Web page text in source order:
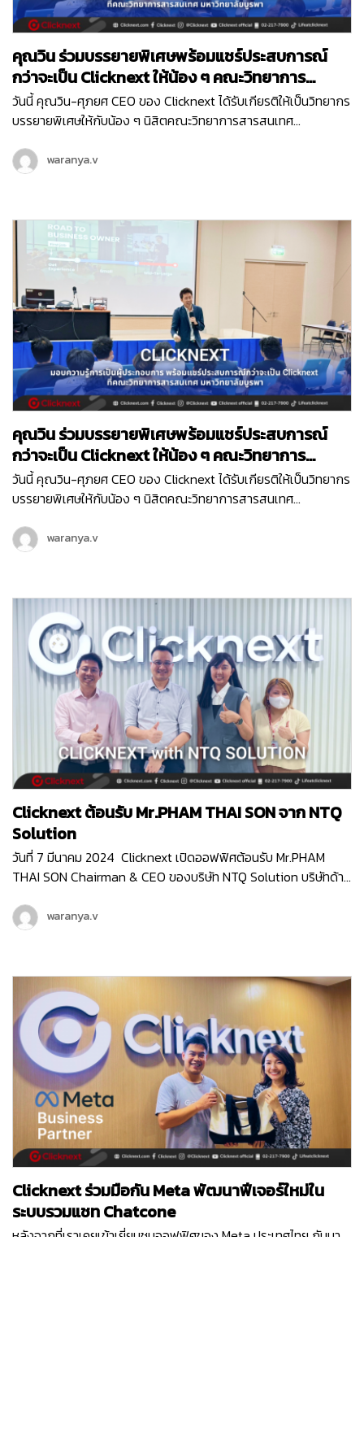
คุณวิน ร่วมบรรยายพิเศษพร้อมแชร์ประสบการณ์
กว่าจะเป็น Clicknext ให้น้อง ๆ คณะวิทยาการ
สารสนเทศ ม.บูรพา
วันนี้ คุณวิน-ศุภยศ CEO ของ Clicknext ได้รับเกียรติให้เป็นวิทยากร
บรรยายพิเศษให้กับน้อง ๆ นิสิตคณะวิทยาการสารสนเทศ
Newly formed ventures, small to medium size growth-
oriented ventures…
waranya.v
คุณวิน ร่วมบรรยายพิเศษพร้อมแชร์ประสบการณ์
กว่าจะเป็น Clicknext ให้น้อง ๆ คณะวิทยาการ
สารสนเทศ ม.บูรพา
วันนี้ คุณวิน-ศุภยศ CEO ของ Clicknext ได้รับเกียรติให้เป็นวิทยากร
บรรยายพิเศษให้กับน้อง ๆ นิสิตคณะวิทยาการสารสนเทศ
Newly formed ventures, small to medium size growth-
oriented ventures and entrepreneurial ventures within
ดี ๆ ในโครงการแลกเปลี่ยนความรู้การเป็นผู้ประกอบการ เพื่อให้นิสิต
ได้มีทักษะและความรู้ที่จำเป็นในการประกอบธุรกิจจากผู้มี
ประสบการณ์โดยตรงค่ะ น้อง ๆ นิสิตที่เข้าร่วมในวันนี้ ก็ได้รับองค์
ความรู้ไปแบบจัดเต็ม ตั้งแต่เรื่องโครงสร้างธุรกิจ การทำธุรกิจต้อง
เริ่มยังไง พร้อมรับฟังการแชร์ประสบการณ์ตรงจากคุณวิน ถึงที่มา
ของการสร้าง Clicknext อีกด้วย
waranya.v
Clicknext ต้อนรับ Mr.PHAM THAI SON จาก NTQ
Solution
วันที่ 7 มีนาคม 2024 Clicknext เปิดออฟฟิศต้อนรับ Mr.PHAM
THAI SON Chairman & CEO ของบริษัท NTQ Solution บริษัทด้าน
มากกว่าเราตั้ง10เท่า! ) Mr.SON เข้ามาเยี่ยมชมบริษัท Clicknext และ
ร่วมพูดคุยกับคุณวิน CEO ของเรา ถึงความสนใจใน IT Solution
Enterprise Software Solution , การส่ง Products Platfrom
ของไทยไปยังตลาดต่างประเทศ และแผนระยะยาวที่ทางคลิกเน็กซ์กับ
NTQ อาจจะได้จับมือเป็นพาร์ทเนอร์กันในอนาคตด้วยค่ะ NTQ
Solution เป็นบริษัทด้าน IT Solution ของประเทศเวียดนาม ที่ให้
บริการครอบคลุมตั้งแต่บริการ Software Development , บริการ
Consulting สำหรับ Business Technology , บริการด้านการ
พัฒนา Technology Innovation ต่าง ๆ ที่การันตีด้วยรางวัล
Vietnam TOP 10 ICT 2ปีซ้อน และสำนักงานใหญ่ที่มีอยู่ 5 ประเทศทั่ว
โลก
waranya.v
Clicknext ร่วมมือกัน Meta พัฒนาฟีเจอร์ใหม่ใน
ระบบรวมแชท Chatcone
หลังจากที่เราเคยเข้าเยี่ยมชมออฟฟิศของ Meta ประเทศไทย กันมา